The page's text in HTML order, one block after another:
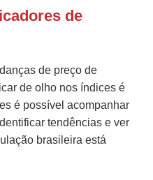
de
de preço de
de olho nos índices é
é possível acompanhar
tendências e ver
brasileira está